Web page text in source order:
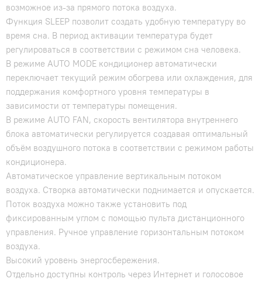
возможное из-за прямого потока воздуха.
Функция SLEEP позволит создать удобную температуру во
время сна. В период активации температура будет
регулироваться в соответствии с режимом сна человека.
В режиме AUTO MODE кондиционер автоматически
переключает текущий режим обогрева или охлаждения, для
поддержания комфортного уровня температуры в
зависимости от температуры помещения.
В режиме AUTO FAN, скорость вентилятора внутреннего
блока автоматически регулируется создавая оптимальный
объём воздушного потока в соответствии с режимом работы
кондиционера.
Автоматическое управление вертикальным потоком
воздуха. Створка автоматически поднимается и опускается.
Поток воздуха можно также установить под
фиксированным углом с помощью пульта дистанционного
управления. Ручное управление горизонтальным потоком
воздуха.
Высокий уровень энергосбережения.
Отдельно доступны контроль через Интернет и голосовое